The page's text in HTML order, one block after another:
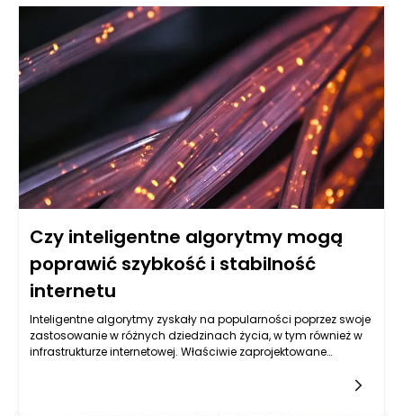
Czy inteligentne algorytmy mogą
poprawić szybkość i stabilność
internetu
Inteligentne algorytmy zyskały na popularności poprzez swoje
zastosowanie w różnych dziedzinach życia, w tym również w
infrastrukturze internetowej. Właściwie zaprojektowane
bardzo krótkim czasie, co pozwala na identyfikację wąskich